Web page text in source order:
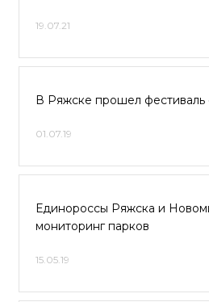
19.07.21
В Ряжске прошел фестиваль
01.07.19
Единороссы Ряжска и
мониторинг парков
15.05.19